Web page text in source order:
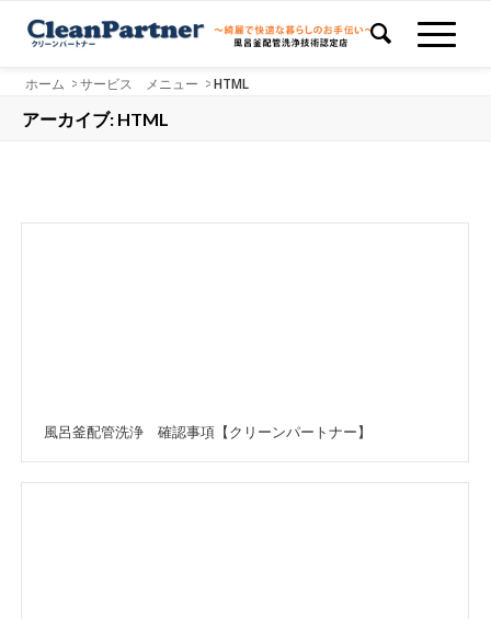
ホーム >サービス メニュー >HTML
アーカイブ: HTML
風呂釜配管洗浄 確認事項【クリーンパートナー】